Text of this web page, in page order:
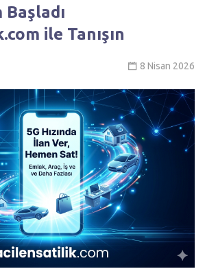
ile Tanışın
8 Nisan 2026